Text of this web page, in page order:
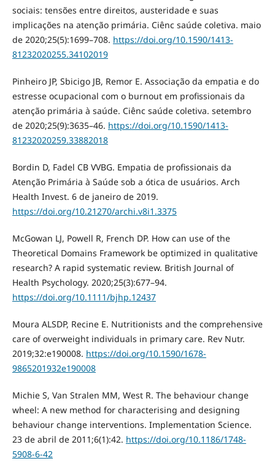
sociais: tensões entre direitos, austeridade e suas
implicações na atenção primária. Ciênc saúde coletiva. maio
de 2020;25(5):1699–708. https://doi.org/10.1590/1413-
81232020255.34102019
Pinheiro JP, Sbicigo JB, Remor E. Associação da empatia e do
estresse ocupacional com o burnout em profissionais da
atenção primária à saúde. Ciênc saúde coletiva. setembro
de 2020;25(9):3635–46. https://doi.org/10.1590/1413-
81232020259.33882018
Bordin D, Fadel CB VVBG. Empatia de profissionais da
Atenção Primária à Saúde sob a ótica de usuários. Arch
Health Invest. 6 de janeiro de 2019.
https://doi.org/10.21270/archi.v8i1.3375
McGowan LJ, Powell R, French DP. How can use of the
Theoretical Domains Framework be optimized in qualitative
research? A rapid systematic review. British Journal of
Health Psychology. 2020;25(3):677–94.
https://doi.org/10.1111/bjhp.12437
Moura ALSDP, Recine E. Nutritionists and the comprehensive
care of overweight individuals in primary care. Rev Nutr.
2019;32:e190008. https://doi.org/10.1590/1678-
9865201932e190008
Michie S, Van Stralen MM, West R. The behaviour change
wheel: A new method for characterising and designing
behaviour change interventions. Implementation Science.
23 de abril de 2011;6(1):42. https://doi.org/10.1186/1748-
5908-6-42